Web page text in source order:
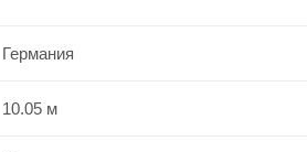
Германия
10.05 м